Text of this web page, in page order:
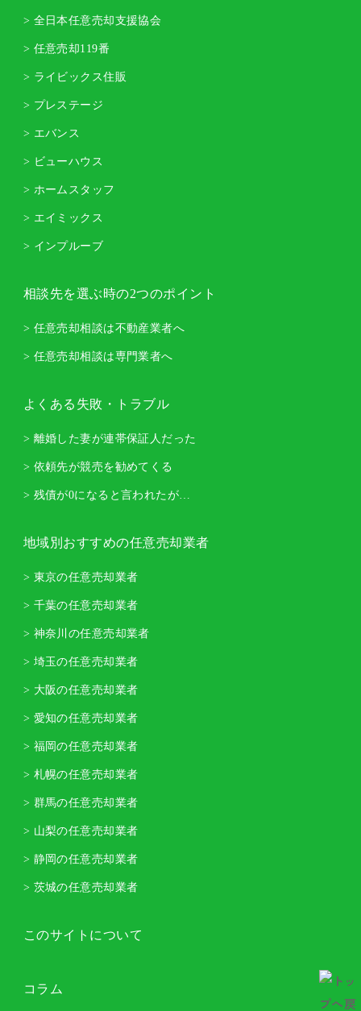
> 全日本任意売却支援協会
> 任意売却119番
> ライビックス住販
> プレステージ
> エバンス
> ビューハウス
> ホームスタッフ
> エイミックス
> インプルーブ
相談先を選ぶ時の2つのポイント
> 任意売却相談は不動産業者へ
> 任意売却相談は専門業者へ
よくある失敗・トラブル
> 離婚した妻が連帯保証人だった
> 依頼先が競売を勧めてくる
> 残債が0になると言われたが…
地域別おすすめの任意売却業者
> 東京の任意売却業者
> 千葉の任意売却業者
> 神奈川の任意売却業者
> 埼玉の任意売却業者
> 大阪の任意売却業者
> 愛知の任意売却業者
> 福岡の任意売却業者
> 札幌の任意売却業者
> 群馬の任意売却業者
> 山梨の任意売却業者
> 静岡の任意売却業者
> 茨城の任意売却業者
このサイトについて
コラム